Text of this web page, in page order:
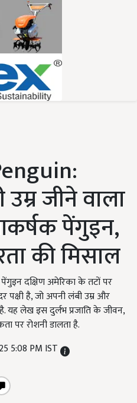
जीने वाला
पेंगुइन,
की मिसाल
दक्षिण अमेरिका के तटों पर
है, जो अपनी लंबी उम्र और
यह लेख इस दुर्लभ प्रजाति के जीवन,
पर रोशनी डालता है.
5:08 PM IST